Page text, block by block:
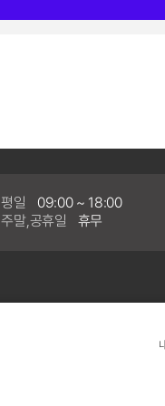
평일
09:00 ~ 18:00
주말,공휴일
휴무